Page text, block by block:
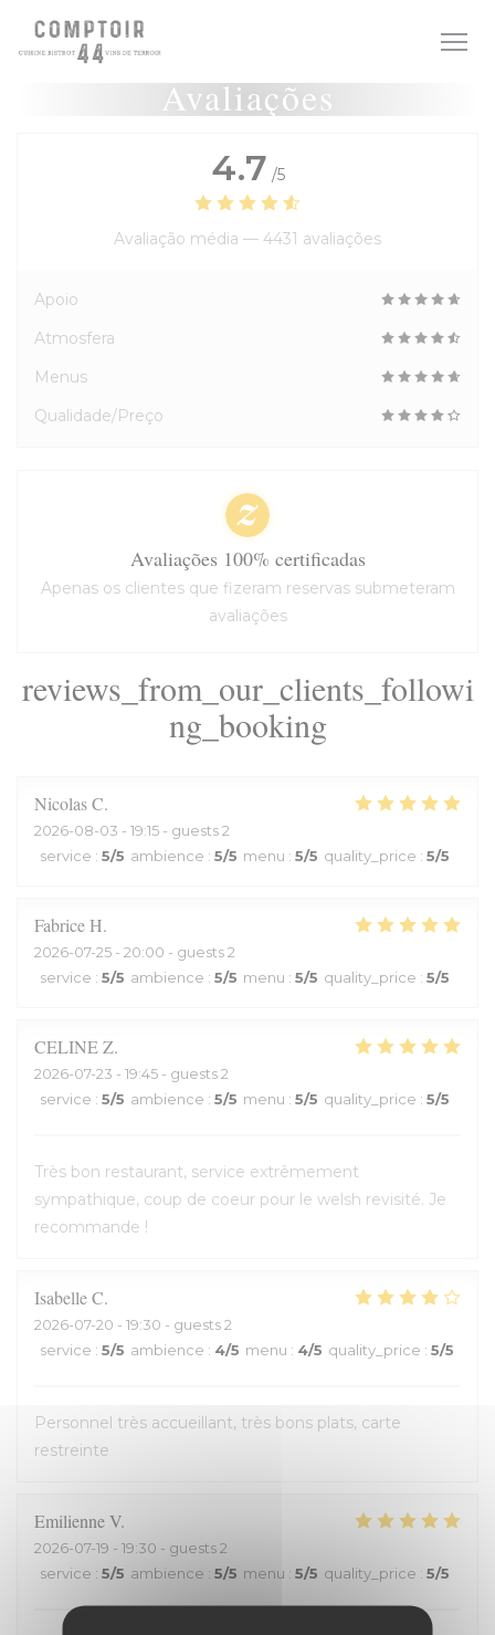
Painel de Gerenciamento de Cookies
Avaliações
reviews_from_our_clients_followi
ng_booking
NicolasC
2026-08-03 - 19:15 - guests 2
service : 5/5 ambience : 5/5 menu : 5/5 quality_price : 5/5
FabriceH
2026-07-25 - 20:00 - guests 2
service : 5/5 ambience : 5/5 menu : 5/5 quality_price : 5/5
CELINEZ
2026-07-23 - 19:45 - guests 2
service : 5/5 ambience : 5/5 menu : 5/5 quality_price : 5/5
Très bon restaurant, service extrêmement
sympathique, coup de coeur pour le welsh revisité. Je
recommande !
IsabelleC
2026-07-20 - 19:30 - guests 2
service : 5/5 ambience : 4/5 menu : 4/5 quality_price : 5/5
Personnel très accueillant, très bons plats, carte
restreinte
EmilienneV
2026-07-19 - 19:30 - guests 2
service : 5/5 ambience : 5/5 menu : 5/5 quality_price : 5/5
4.7 /5
Avaliação média — 4431 avaliações
Apoio
Atmosfera
Menus
Qualidade/Preço
Avaliações 100% certificadas
Apenas os clientes que fizeram reservas submeteram
avaliações